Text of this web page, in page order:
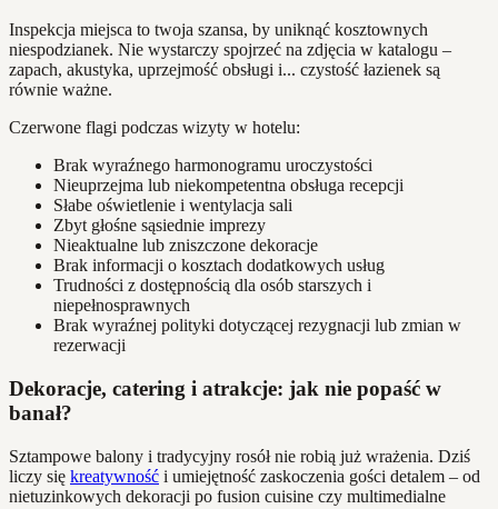
Inspekcja miejsca to twoja szansa, by uniknąć kosztownych
niespodzianek. Nie wystarczy spojrzeć na zdjęcia w katalogu –
zapach, akustyka, uprzejmość obsługi i... czystość łazienek są
równie ważne.
Czerwone flagi podczas wizyty w hotelu:
Brak wyraźnego harmonogramu uroczystości
Nieuprzejma lub niekompetentna obsługa recepcji
Słabe oświetlenie i wentylacja sali
Zbyt głośne sąsiednie imprezy
Nieaktualne lub zniszczone dekoracje
Brak informacji o kosztach dodatkowych usług
Trudności z dostępnością dla osób starszych i
niepełnosprawnych
Brak wyraźnej polityki dotyczącej rezygnacji lub zmian w
rezerwacji
Dekoracje, catering i atrakcje: jak nie popaść w
banał?
Sztampowe balony i tradycyjny rosół nie robią już wrażenia. Dziś
liczy się kreatywność i umiejętność zaskoczenia gości detalem – od
nietuzinkowych dekoracji po fusion cuisine czy multimedialne